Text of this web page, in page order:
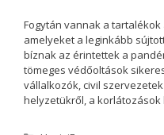
Fogytán vannak a
amelyeket a leginkább
bíznak az érintettek a
tömeges védőoltások
vállalkozók, civil
helyzetükről, a